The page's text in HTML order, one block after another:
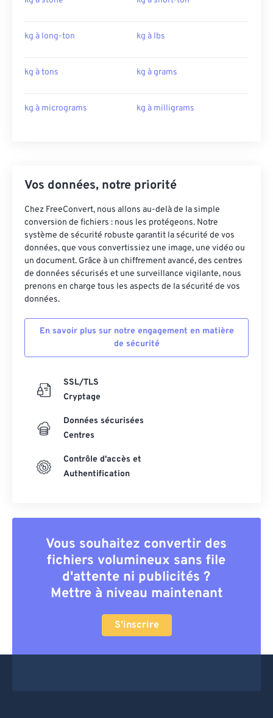
kg à long-ton kg à lbs
kg à tons kg à grams
kg à micrograms kg à milligrams
Vos données, notre priorité
Chez FreeConvert, nous allons au-delà de la simple
conversion de fichiers : nous les protégeons. Notre
système de sécurité robuste garantit la sécurité de vos
données, que vous convertissiez une image, une vidéo ou
un document. Grâce à un chiffrement avancé, des centres
de données sécurisés et une surveillance vigilante, nous
prenons en charge tous les aspects de la sécurité de vos
données.
En savoir plus sur notre engagement en matière
de sécurité
SSL/TLS
Cryptage
Données sécurisées
Centres
Contrôle d'accès et
Authentification
Vous souhaitez convertir des
fichiers volumineux sans file
d'attente ni publicités ?
Mettre à niveau maintenant
S'inscrire